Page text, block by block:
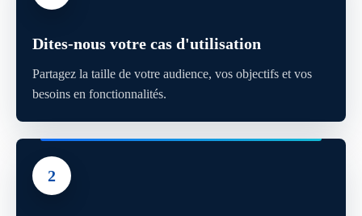
Dites-nous votre cas d'utilisation
Partagez la taille de votre audience, vos objectifs et vos
besoins en fonctionnalités.
2